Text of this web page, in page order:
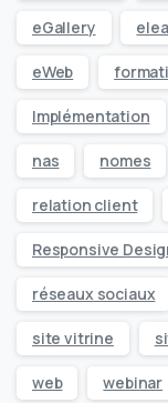
eGallery
eWeb
Implémentation
nas nomes
relation client
Responsive
réseaux sociaux
site vitrine
web webinar